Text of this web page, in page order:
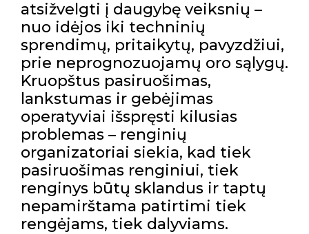
atsižvelgti į daugybę veiksnių –
nuo idėjos iki techninių
sprendimų, pritaikytų, pavyzdžiui,
prie neprognozuojamų oro sąlygų.
Kruopštus pasiruošimas,
lankstumas ir gebėjimas
operatyviai išspręsti kilusias
problemas – renginių
organizatoriai siekia, kad tiek
pasiruošimas renginiui, tiek
renginys būtų sklandus ir taptų
nepamirštama patirtimi tiek
rengėjams, tiek dalyviams.